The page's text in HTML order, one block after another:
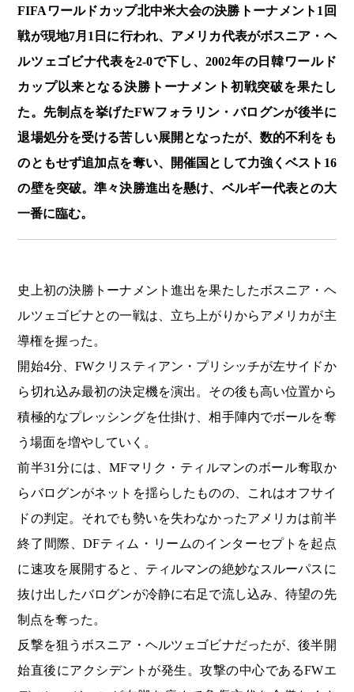
FIFAワールドカップ北中米大会の決勝トーナメント1回
戦が現地7月1日に行われ、アメリカ代表がボスニア・ヘ
ルツェゴビナ代表を2-0で下し、2002年の日韓ワールド
カップ以来となる決勝トーナメント初戦突破を果たし
た。先制点を挙げたFWフォラリン・バログンが後半に
退場処分を受ける苦しい展開となったが、数的不利をも
のともせず追加点を奪い、開催国として力強くベスト16
の壁を突破。準々決勝進出を懸け、ベルギー代表との大
一番に臨む。
史上初の決勝トーナメント進出を果たしたボスニア・ヘ
ルツェゴビナとの一戦は、立ち上がりからアメリカが主
導権を握った。
開始4分、FWクリスティアン・プリシッチが左サイドか
ら切れ込み最初の決定機を演出。その後も高い位置から
積極的なプレッシングを仕掛け、相手陣内でボールを奪
う場面を増やしていく。
前半31分には、MFマリク・ティルマンのボール奪取か
らバログンがネットを揺らしたものの、これはオフサイ
ドの判定。それでも勢いを失わなかったアメリカは前半
終了間際、DFティム・リームのインターセプトを起点
に速攻を展開すると、ティルマンの絶妙なスルーパスに
抜け出したバログンが冷静に右足で流し込み、待望の先
制点を奪った。
反撃を狙うボスニア・ヘルツェゴビナだったが、後半開
始直後にアクシデントが発生。攻撃の中心であるFWエ